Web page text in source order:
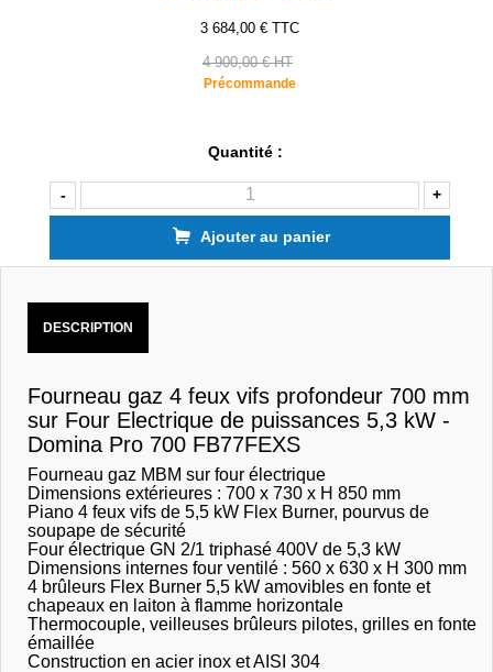
3 684,00 € TTC
4 900,00 € HT
Précommande
Quantité :
- +
Ajouter au panier
DESCRIPTION
Fourneau gaz 4 feux vifs profondeur 700 mm
sur Four Electrique de puissances 5,3 kW -
Domina Pro 700 FB77FEXS
Fourneau gaz MBM sur four électrique
Dimensions extérieures : 700 x 730 x H 850 mm
Piano 4 feux vifs de 5,5 kW Flex Burner, pourvus de
soupape de sécurité
Four électrique GN 2/1 triphasé 400V de 5,3 kW
Dimensions internes four ventilé : 560 x 630 x H 300 mm
4 brûleurs Flex Burner 5,5 kW amovibles en fonte et
chapeaux en laiton à flamme horizontale
Thermocouple, veilleuses brûleurs pilotes, grilles en fonte
émaillée
Construction en acier inox et AISI 304